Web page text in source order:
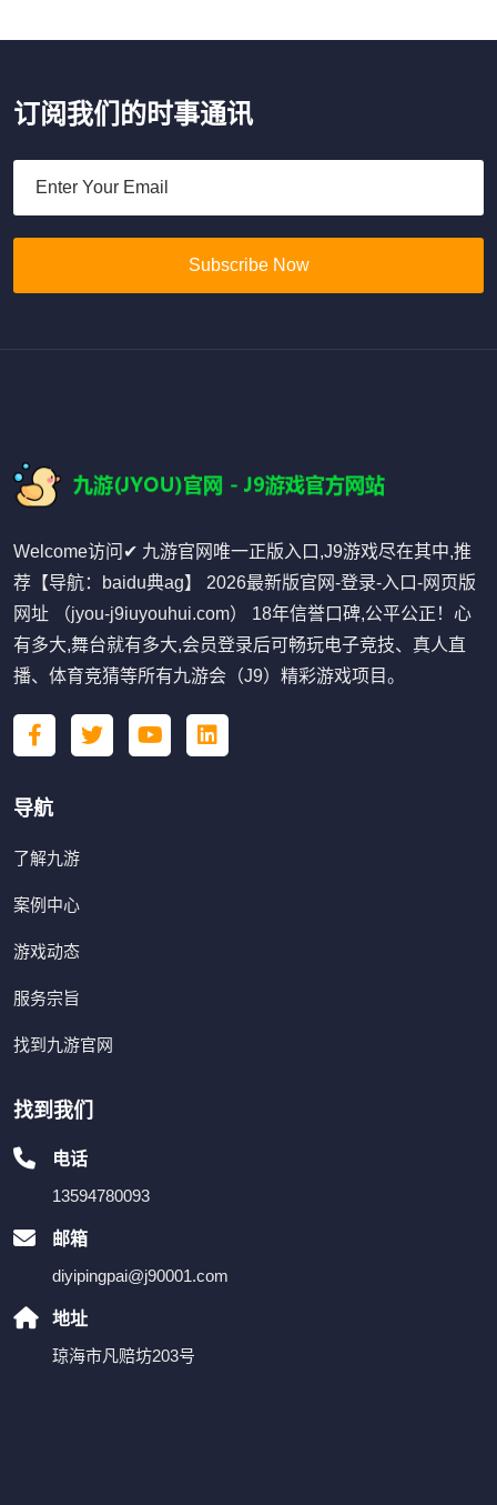
订阅我们的时事通讯
Subscribe Now
Welcome访问✔ 九游官网唯一正版入口,J9游戏尽在其中,推
荐【导航：baidu典ag】 2026最新版官网-登录-入口-网页版
网址 （jyou-j9iuyouhui.com） 18年信誉口碑,公平公正！心
有多大,舞台就有多大,会员登录后可畅玩电子竞技、真人直
播、体育竞猜等所有九游会（J9）精彩游戏项目。
导航
了解九游
案例中心
游戏动态
服务宗旨
找到九游官网
找到我们
电话
13594780093
邮箱
diyipingpai@j90001.com
地址
琼海市凡赔坊203号